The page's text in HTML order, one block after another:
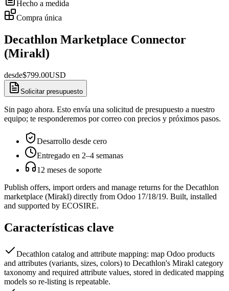
Hecho a medida
Compra única
Decathlon Marketplace Connector
(Mirakl)
desde$799.00USD
Solicitar presupuesto
Sin pago ahora. Esto envía una solicitud de presupuesto a nuestro
equipo; te responderemos por correo con precios y próximos pasos.
Desarrollo desde cero
Entregado en 2–4 semanas
12 meses de soporte
Publish offers, import orders and manage returns for the Decathlon
marketplace (Mirakl) directly from Odoo 17/18/19. Built, installed
and supported by ECOSIRE.
Características clave
Decathlon catalog and attribute mapping: map Odoo products
and attributes (variants, sizes, colors) to Decathlon's Mirakl category
taxonomy and required attribute values, stored in dedicated mapping
models so re-listing is repeatable.